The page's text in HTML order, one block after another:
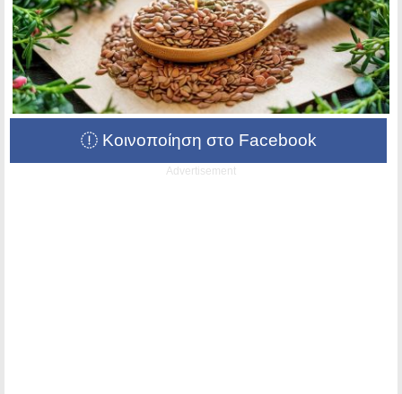
Κοινοποίηση στο Facebook
Advertisement